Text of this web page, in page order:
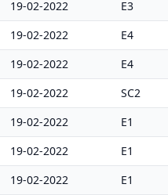
19-02-2022 E3
19-02-2022 E4
19-02-2022 E4
19-02-2022 SC2
19-02-2022 E1
19-02-2022 E1
19-02-2022 E1